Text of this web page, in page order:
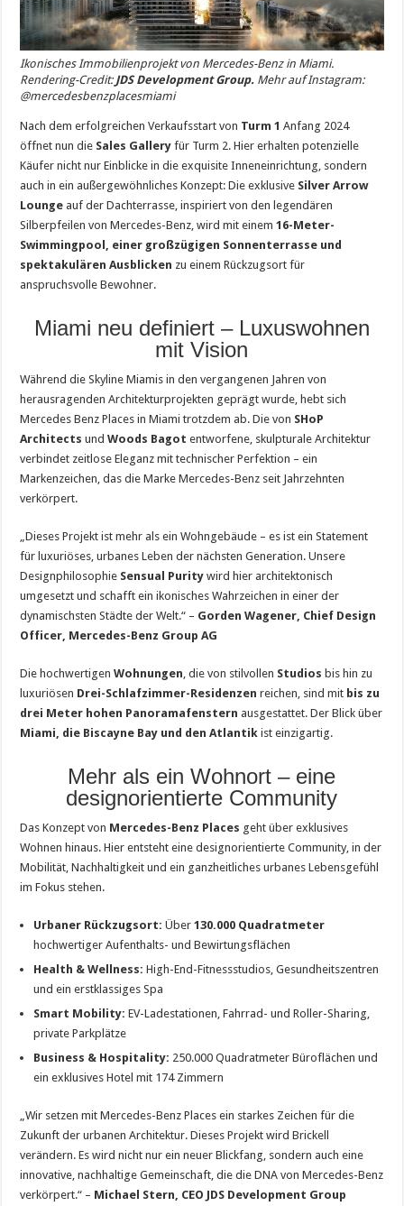
Ikonisches Immobilienprojekt von Mercedes-Benz in Miami.
Rendering-Credit: JDS Development Group. Mehr auf Instagram:
@mercedesbenzplacesmiami
Nach dem erfolgreichen Verkaufsstart von Turm 1 Anfang 2024
öffnet nun die Sales Gallery für Turm 2. Hier erhalten potenzielle
Käufer nicht nur Einblicke in die exquisite Inneneinrichtung, sondern
auch in ein außergewöhnliches Konzept: Die exklusive Silver Arrow
Lounge auf der Dachterrasse, inspiriert von den legendären
Silberpfeilen von Mercedes-Benz, wird mit einem16-Meter-
Swimmingpool, einer großzügigen Sonnenterrasse und
spektakulären Ausblicken zu einem Rückzugsort für
anspruchsvolle Bewohner.
Miami neu definiert – Luxuswohnen
mit Vision
Während die Skyline Miamis in den vergangenen Jahren von
herausragenden Architekturprojekten geprägt wurde, hebt sich
Mercedes Benz Places in Miami trotzdem ab. Die von SHoP
Architects undWoods Bagot entworfene, skulpturale Architektur
verbindet zeitlose Eleganz mit technischer Perfektion – ein
Markenzeichen, das die Marke Mercedes-Benz seit Jahrzehnten
verkörpert.
„Dieses Projekt ist mehr als ein Wohngebäude – es ist ein Statement
für luxuriöses, urbanes Leben der nächsten Generation. Unsere
Designphilosophie Sensual Purity wird hier architektonisch
umgesetzt und schafft ein ikonisches Wahrzeichen in einer der
dynamischsten Städte der Welt.“ – Gorden Wagener, Chief Design
Officer, Mercedes-Benz Group AG
Die hochwertigenWohnungen, die von stilvollen Studios bis hin zu
luxuriösen Drei-Schlafzimmer-Residenzen reichen, sind mit bis zu
drei Meter hohen Panoramafenstern ausgestattet. Der Blick über
Miami, die Biscayne Bay und den Atlantik ist einzigartig.
Mehr als ein Wohnort – eine
designorientierte Community
Das Konzept von Mercedes-Benz Places geht über exklusives
Wohnen hinaus. Hier entsteht eine designorientierte Community, in der
Mobilität, Nachhaltigkeit und ein ganzheitliches urbanes Lebensgefühl
im Fokus stehen.
Urbaner Rückzugsort: Über130.000 Quadratmeter
hochwertiger Aufenthalts- und Bewirtungsflächen
Health & Wellness: High-End-Fitnessstudios, Gesundheitszentren
und ein erstklassiges Spa
Smart Mobility: EV-Ladestationen, Fahrrad- und Roller-Sharing,
private Parkplätze
Business & Hospitality: 250.000 Quadratmeter Büroflächen und
ein exklusives Hotel mit 174 Zimmern
„Wir setzen mit Mercedes-Benz Places ein starkes Zeichen für die
Zukunft der urbanen Architektur. Dieses Projekt wird Brickell
verändern. Es wird nicht nur ein neuer Blickfang, sondern auch eine
innovative, nachhaltige Gemeinschaft, die die DNA von Mercedes-Benz
verkörpert.“ – Michael Stern, CEO JDS Development Group